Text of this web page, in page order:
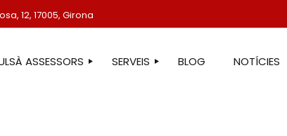
12, 17005, Girona
ASSESSORS SERVEIS BLOG NOTÍCIES